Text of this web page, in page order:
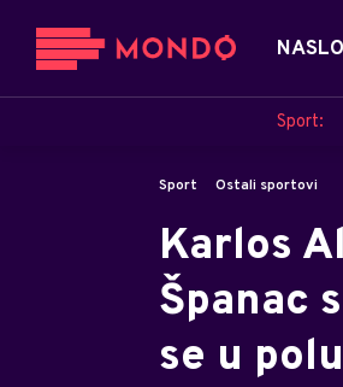
Sport:
Sport Ostali sportovi
Karlos
Španac
se u